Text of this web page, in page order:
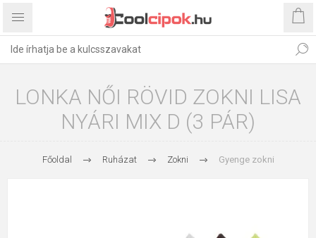
LONKA NŐI RÖVID ZOKNI LISA
NYÁRI MIX D (3 PÁR)
Főoldal Ruházat Zokni Gyenge zokni